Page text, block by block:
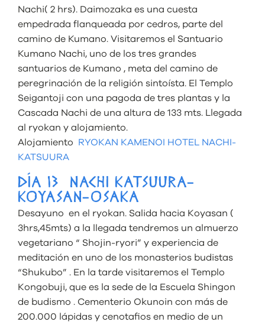
Nachi( 2 hrs). Daimozaka es una cuesta
empedrada flanqueada por cedros, parte del
camino de Kumano. Visitaremos el Santuario
Kumano Nachi, uno de los tres grandes
santuarios de Kumano , meta del camino de
peregrinación de la religión sintoísta. El Templo
Seigantoji con una pagoda de tres plantas y la
Cascada Nachi de una altura de 133 mts. Llegada
al ryokan y alojamiento.
Alojamiento RYOKAN KAMENOI HOTEL NACHI-
KATSUURA
DÍA 13 NACHI KATSUURA-
KOYASAN-OSAKA
Desayuno en el ryokan. Salida hacia Koyasan (
3hrs,45mts) a la llegada tendremos un almuerzo
vegetariano “ Shojin-ryori” y experiencia de
meditación en uno de los monasterios budistas
“Shukubo” . En la tarde visitaremos el Templo
Kongobuji, que es la sede de la Escuela Shingon
de budismo . Cementerio Okunoin con más de
200.000 lápidas y cenotafios en medio de un